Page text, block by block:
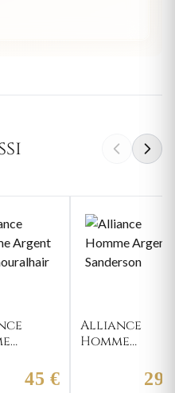
45 €
Alliance
Homme
Sanderson29